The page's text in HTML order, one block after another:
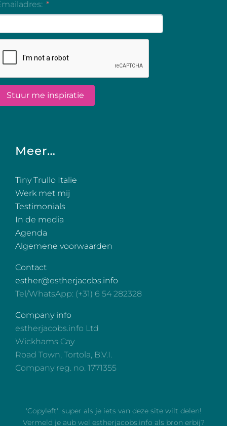
Meer…
Tiny Trullo Italie
Werk met mij
Testimonials
In de media
Agenda
Algemene voorwaarden
Contact
esther@estherjacobs.info
Tel/WhatsApp: (+31) 6 54 282328
Company info
estherjacobs.info Ltd
Wickhams Cay
Road Town, Tortola, B.V.I.
Company reg. no. 1771355
'Copyleft': super als je iets van deze site wilt delen!
Vermeld je aub wel estherjacobs.info als bron erbij?